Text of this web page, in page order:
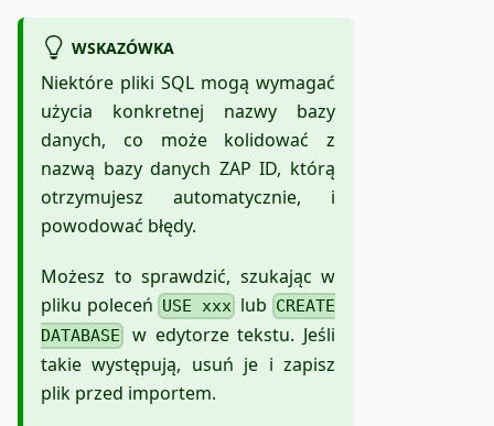
WSKAZÓWKA
Niektóre pliki SQL mogą wymagać
użycia konkretnej nazwy bazy
danych, co może kolidować z
nazwą bazy danych ZAP ID, którą
otrzymujesz automatycznie, i
powodować błędy.
Możesz to sprawdzić, szukając w
pliku poleceń USE xxx lub CREATE
DATABASE
w edytorze tekstu. Jeśli
takie występują, usuń je i zapisz
plik przed importem.